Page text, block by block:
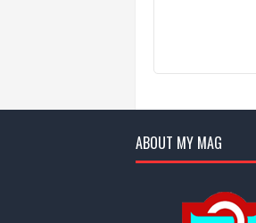
ABOUT MY MAG